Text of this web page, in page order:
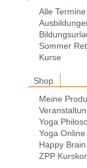
Alle Termine
Sommer
Kurse
Shop
Meine
Yoga
Yoga
Happy
ZPP